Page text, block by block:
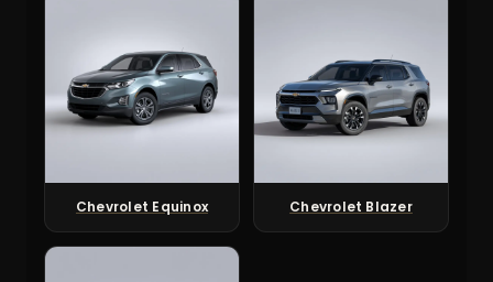
Chevrolet Equinox Chevrolet Blazer